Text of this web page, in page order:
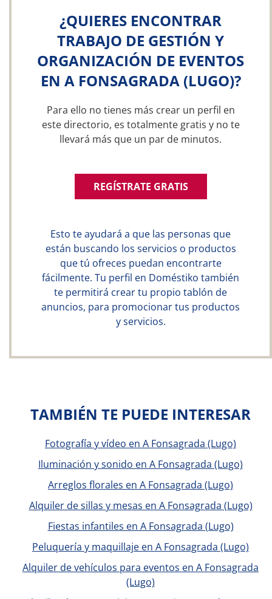
¿QUIERES ENCONTRAR
TRABAJO DE GESTIÓN Y
ORGANIZACIÓN DE EVENTOS
EN A FONSAGRADA (LUGO)?
Para ello no tienes más crear un perfil en
este directorio, es totalmente gratis y no te
llevará más que un par de minutos.
REGÍSTRATE GRATIS
Esto te ayudará a que las personas que
están buscando los servicios o productos
que tú ofreces puedan encontrarte
fácilmente. Tu perfil en Doméstiko también
te permitirá crear tu propio tablón de
anuncios, para promocionar tus productos
y servicios.
TAMBIÉN TE PUEDE INTERESAR
Fotografía y vídeo en A Fonsagrada (Lugo)
Iluminación y sonido en A Fonsagrada (Lugo)
Arreglos florales en A Fonsagrada (Lugo)
Alquiler de sillas y mesas en A Fonsagrada (Lugo)
Fiestas infantiles en A Fonsagrada (Lugo)
Peluquería y maquillaje en A Fonsagrada (Lugo)
Alquiler de vehículos para eventos en A Fonsagrada
(Lugo)